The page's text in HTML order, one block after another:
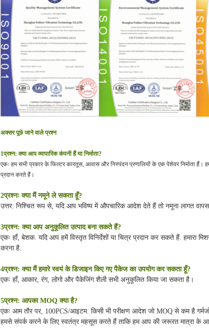
अक्सर पूछे जाने वाले प्रश्न
1प्रश्न: क्या आप व्यापारिक कंपनी हैं या निर्माता?
एकः हम सभी प्रकार के फिल्टर कारतूस, आवास और निस्पंदन प्रणालियों के एक पेशेवर निर्माता
प्रदान करते हैं।
2प्रश्नः क्या मैं नमूने ले सकता हूँ?
उत्तर: निश्चित रूप से, यदि आप भविष्य में औपचारिक आदेश देते हैं तो नमूना लागत
3प्रश्न: क्या आप अनुकूलित उत्पाद बना सकते हैं?
एकः हाँ, बेशक. यदि आप हमें विस्तृत विनिर्देशों या चित्र प्रदान कर सकते हैं. हमारा
करना है.
4प्रश्न: क्या मैं हमारे स्वयं के डिजाइन किए गए पैकेज का उपयोग कर सकता हूँ?
एकः हाँ, आकार, रंग, लोगो और पैकेजिंग शैली सभी अनुकूलित किया जा सकता है।
5प्रश्न: आपका MOQ क्या है?
एकः आम तौर पर, 100PCS/आइटम. किसी भी परीक्षण आदेश जो MOQ से कम है
हमसे संपर्क करने के लिए स्वतंत्र महसूस करते हैं ताकि हम आप की जरूरत मात्रा के